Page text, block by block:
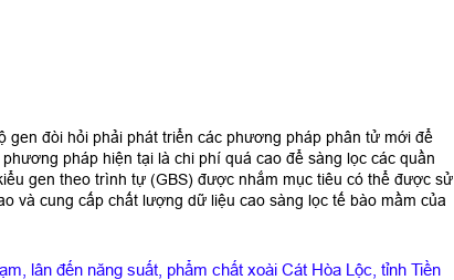
gen đòi hỏi phải phát triển các phương pháp phân tử mới để
pháp hiện tại là chi phí quá cao để sàng lọc các quần
gen theo trình tự (GBS) được nhắm mục tiêu có thể được sử
và cung cấp chất lượng dữ liệu cao sàng lọc tế bào mầm của
lân đến năng suất, phẩm chất xoài Cát Hòa Lộc, tỉnh Tiền